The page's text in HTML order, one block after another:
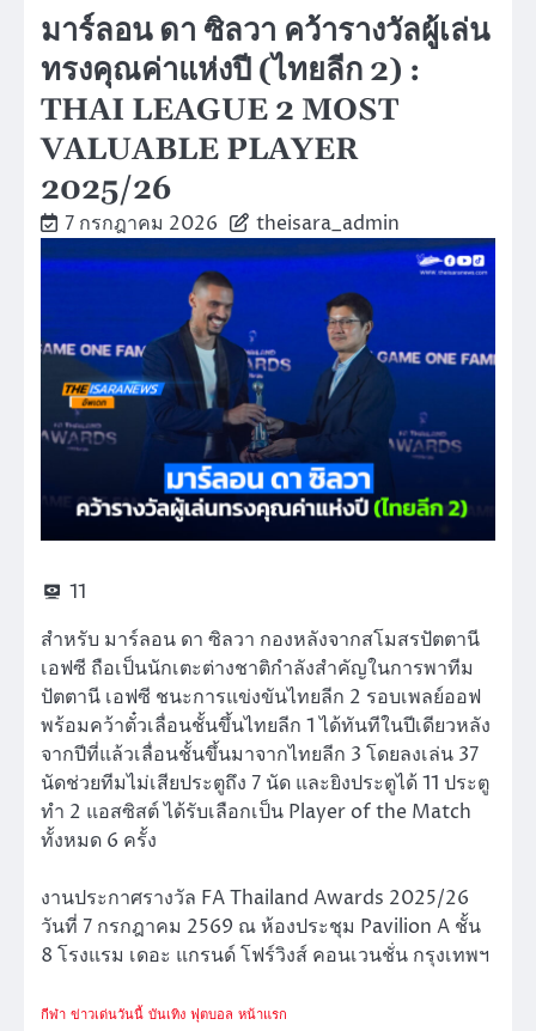
มาร์ลอน ดา ซิลวา คว้ารางวัลผู้เล่น
ทรงคุณค่าแห่งปี (ไทยลีก 2) :
THAI LEAGUE 2 MOST
VALUABLE PLAYER
2025/26
7 กรกฎาคม 2026 theisara_admin
11
สำหรับ มาร์ลอน ดา ซิลวา กองหลังจากสโมสรปัตตานี
เอฟซี ถือเป็นนักเตะต่างชาติกำลังสำคัญในการพาทีม
ปัตตานี เอฟซี ชนะการแข่งขันไทยลีก 2 รอบเพลย์ออฟ
พร้อมคว้าตั๋วเลื่อนชั้นขึ้นไทยลีก 1 ได้ทันทีในปีเดียวหลัง
จากปีที่แล้วเลื่อนชั้นขึ้นมาจากไทยลีก 3 โดยลงเล่น 37
นัดช่วยทีมไม่เสียประตูถึง 7 นัด และยิงประตูได้ 11 ประตู
ทำ 2 แอสซิสต์ ได้รับเลือกเป็น Player of the Match
ทั้งหมด 6 ครั้ง
งานประกาศรางวัล FA Thailand Awards 2025/26
วันที่ 7 กรกฎาคม 2569 ณ ห้องประชุม Pavilion A ชั้น
8 โรงแรม เดอะ แกรนด์ โฟร์วิงส์ คอนเวนชั่น กรุงเทพฯ
กีฬา ข่าวเด่นวันนี้ บันเทิง ฟุตบอล หน้าแรก